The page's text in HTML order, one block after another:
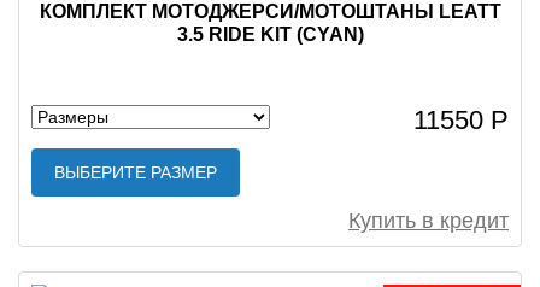
КОМПЛЕКТ МОТОДЖЕРСИ/МОТОШТАНЫ LEATT
3.5 RIDE KIT (CYAN)
11550 Р
ВЫБЕРИТЕ РАЗМЕР
Купить в кредит